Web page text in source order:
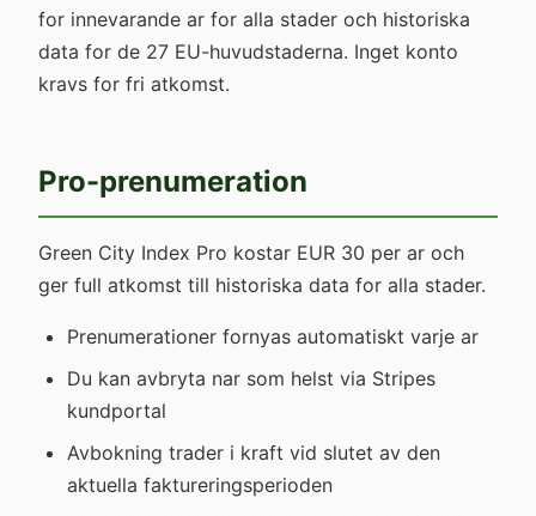
for innevarande ar for alla stader och historiska
data for de 27 EU-huvudstaderna. Inget konto
kravs for fri atkomst.
Pro-prenumeration
Green City Index Pro kostar EUR 30 per ar och
ger full atkomst till historiska data for alla stader.
Prenumerationer fornyas automatiskt varje ar
Du kan avbryta nar som helst via Stripes
kundportal
Avbokning trader i kraft vid slutet av den
aktuella faktureringsperioden